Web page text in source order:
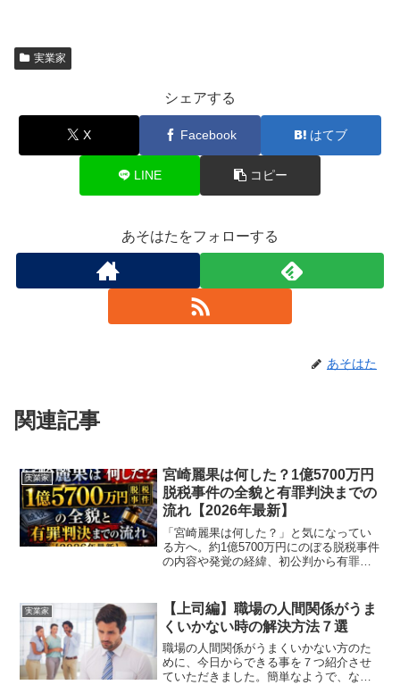
実業家
シェアする
X Facebook はてブ
LINE コピー
あそはたをフォローする
あそはた
関連記事
実業家
宮崎麗果は何した？1億5700万円
脱税事件の全貌と有罪判決までの
流れ【2026年最新】
「宮崎麗果は何した？」と気になってい
る方へ。約1億5700万円にのぼる脱税事件
の内容や発覚の経緯、初公判から有罪判
実業家
【上司編】職場の人間関係がうま
くいかない時の解決方法７選
職場の人間関係がうまくいかない方のた
めに、今日からできる事を７つ紹介させ
ていただきました。簡単なようで、なか